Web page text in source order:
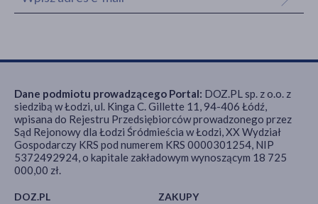
DOZ.PL ZAKUPY
Dane podmiotu prowadzącego Portal: DOZ.PL sp. z o.o. z
siedzibą w Łodzi, ul. Kinga C. Gillette 11, 94-406 Łódź,
wpisana do Rejestru Przedsiębiorców prowadzonego przez
Sąd Rejonowy dla Łodzi Śródmieścia w Łodzi, XX Wydział
Gospodarczy KRS pod numerem KRS 0000301254, NIP
5372492924, o kapitale zakładowym wynoszącym 18 725
000,00 zł.